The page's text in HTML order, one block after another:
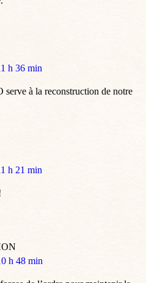
h 36 min
serve à la reconstruction de notre
h 21 min
h 48 min